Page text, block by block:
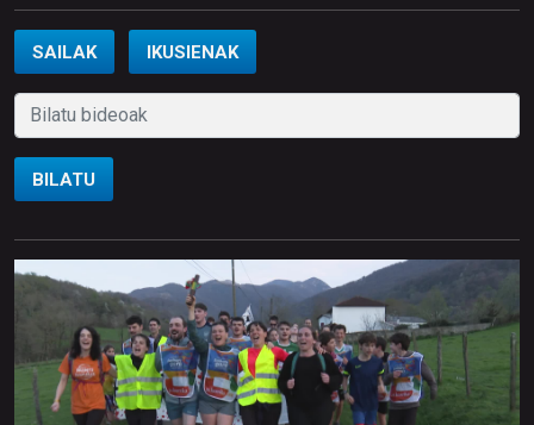
SAILAK IKUSIENAK
BILATU